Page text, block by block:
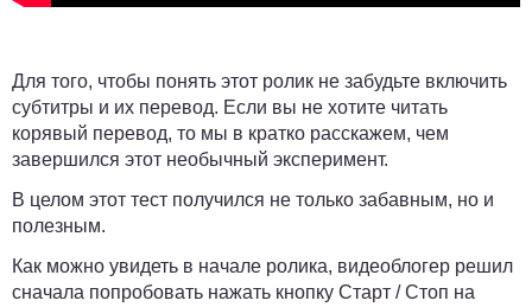
Для того, чтобы понять этот ролик не забудьте включить
субтитры и их перевод. Если вы не хотите читать
корявый перевод, то мы в кратко расскажем, чем
завершился этот необычный эксперимент.
В целом этот тест получился не только забавным, но и
полезным.
Как можно увидеть в начале ролика, видеоблогер решил
сначала попробовать нажать кнопку Старт / Стоп на